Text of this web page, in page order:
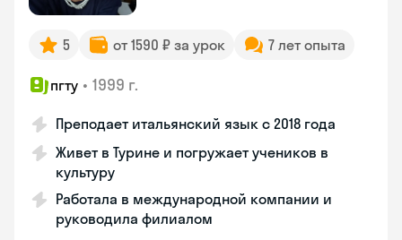
5 от 1590 ₽ за урок 7 лет опыта
пгту • 1999 г.
Преподает итальянский язык с 2018 года
Живет в Турине и погружает учеников в
культуру
Работала в международной компании и
руководила филиалом